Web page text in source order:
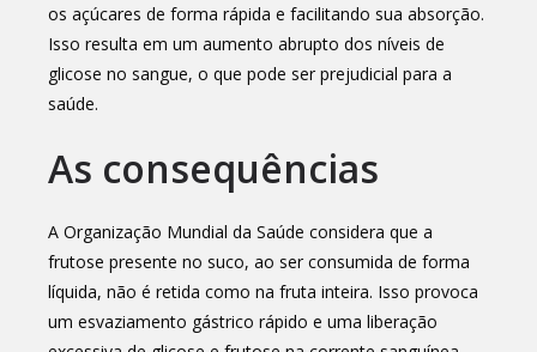
os açúcares de forma rápida e facilitando sua absorção.
Isso resulta em um aumento abrupto dos níveis de
glicose no sangue, o que pode ser prejudicial para a
saúde.
As consequências
A Organização Mundial da Saúde considera que a
frutose presente no suco, ao ser consumida de forma
líquida, não é retida como na fruta inteira. Isso provoca
um esvaziamento gástrico rápido e uma liberação